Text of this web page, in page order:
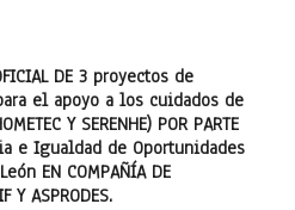
DE 3 proyectos de
el apoyo a los cuidados de
Y SERENHE) POR PARTE
e Igualdad de Oportunidades
EN COMPAÑÍA DE
Y ASPRODES.